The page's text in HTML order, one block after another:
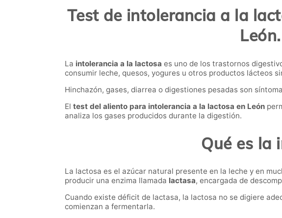
Test de intolerancia a la
La intolerancia a la lactosa es uno de los trastornos
consumir leche, quesos, yogures u otros productos lácteos
Hinchazón, gases, diarrea o digestiones pesadas son
El test del aliento para intolerancia a la lactosa en León
analiza los gases producidos durante la digestión.
Qué es la
La lactosa es el azúcar natural presente en la leche y en
producir una enzima llamada lactasa, encargada de
Cuando existe déficit de lactasa, la lactosa no se digiere
comienzan a fermentarla.